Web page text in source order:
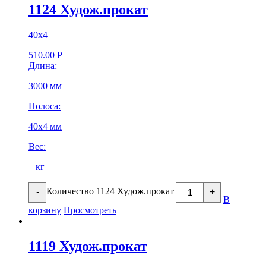
1124 Худож.прокат
40х4
510.00 Р
Длина:
3000 мм
Полоса:
40х4 мм
Вес:
– кг
- Количество 1124 Худож.прокат +
В
корзину Просмотреть
1119 Худож.прокат